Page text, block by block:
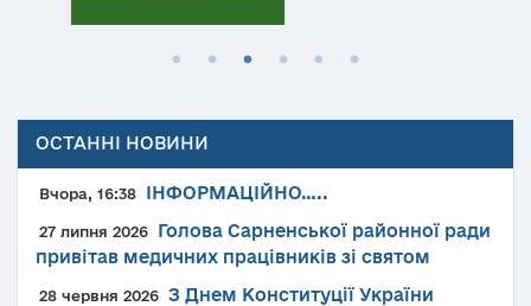
ОСТАННІ НОВИНИ
Вчора, 16:38 ІНФОРМАЦІЙНО…..
27 липня 2026
Голова Сарненської районної ради
привітав медичних працівників зі святом
28 червня 2026 З Днем Конституції України